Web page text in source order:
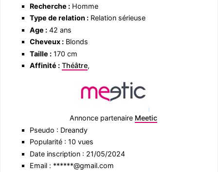
Recherche :Homme
Type de relation :Relation sérieuse
Age :42 ans
Cheveux :Blonds
Taille :170 cm
Affinité : Théâtre,
Annonce partenaire Meetic
Pseudo : Dreandy
Popularité : 10 vues
Date inscription : 21/05/2024
Email : ******@gmail.com